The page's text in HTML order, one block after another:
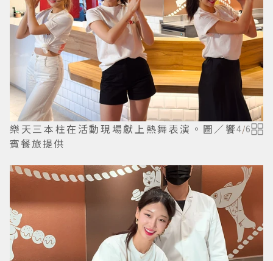
樂天三本柱在活動現場獻上熱舞表演。圖／饗
賓餐旅提供
4/6